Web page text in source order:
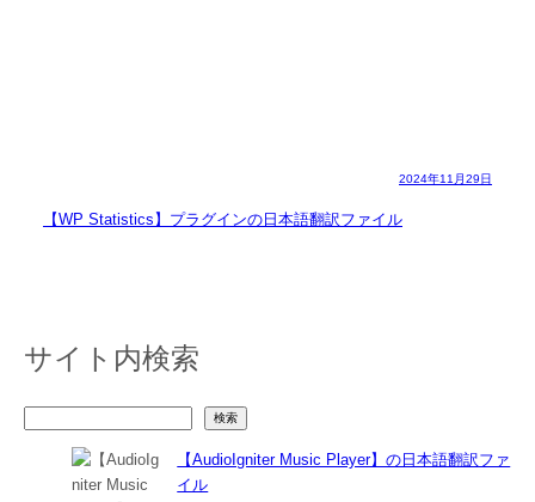
2024年11月29日
【WP Statistics】プラグインの日本語翻訳ファイル
サイト内検索
検索
【AudioIgniter Music Player】の日本語翻訳ファ
イル